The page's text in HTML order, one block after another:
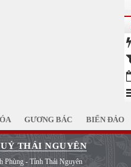
GƯƠNG BÁC BIỂN ĐẢO
THÁI NGUYÊN
Phùng - Tỉnh Thái Nguyên